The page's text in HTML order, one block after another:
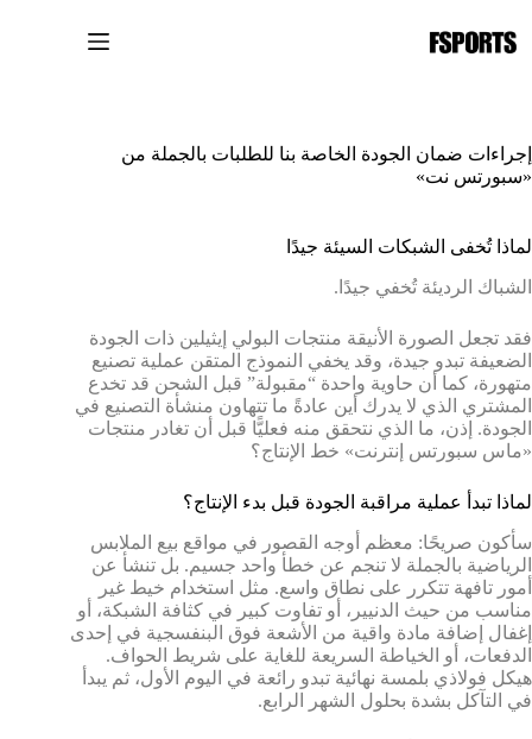
إلى
المحتوى
إجراءات ضمان الجودة الخاصة بنا للطلبات بالجملة من
«سبورتس نت»
لماذا تُخفى الشبكات السيئة جيدًا
الشباك الرديئة تُخفي جيدًا.
فقد تجعل الصورة الأنيقة منتجات البولي إيثيلين ذات الجودة
الضعيفة تبدو جيدة، وقد يخفي النموذج المتقن عملية تصنيع
متهورة، كما أن حاوية واحدة “مقبولة” قبل الشحن قد تخدع
المشتري الذي لا يدرك أين عادةً ما تتهاون منشأة التصنيع في
الجودة. إذن، ما الذي نتحقق منه فعليًّا قبل أن تغادر منتجات
«ماس سبورتس إنترنت» خط الإنتاج؟
لماذا تبدأ عملية مراقبة الجودة قبل بدء الإنتاج؟
سأكون صريحًا: معظم أوجه القصور في مواقع بيع الملابس
الرياضية بالجملة لا تنجم عن خطأ واحد جسيم. بل تنشأ عن
أمور تافهة تتكرر على نطاق واسع. مثل استخدام خيط غير
مناسب من حيث الدنيير، أو تفاوت كبير في كثافة الشبكة، أو
إغفال إضافة مادة واقية من الأشعة فوق البنفسجية في إحدى
الدفعات، أو الخياطة السريعة للغاية على شريط الحواف.
هيكل فولاذي بلمسة نهائية تبدو رائعة في اليوم الأول، ثم يبدأ
في التآكل بشدة بحلول الشهر الرابع.